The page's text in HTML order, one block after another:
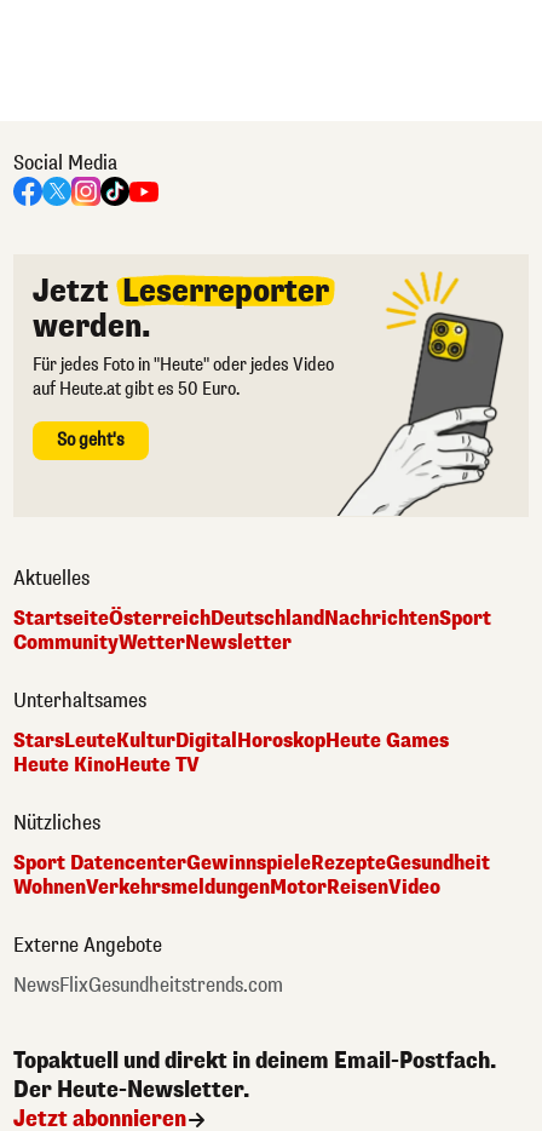
Social Media
Jetzt Leserreporter
werden.
Für jedes Foto in "Heute" oder jedes Video
auf Heute.at gibt es 50 Euro.
So geht's
Aktuelles
StartseiteÖsterreichDeutschlandNachrichtenSport
CommunityWetterNewsletter
Unterhaltsames
StarsLeuteKulturDigitalHoroskopHeute Games
Heute KinoHeute TV
Nützliches
Sport DatencenterGewinnspieleRezepteGesundheit
WohnenVerkehrsmeldungenMotorReisenVideo
Externe Angebote
NewsFlixGesundheitstrends.com
Topaktuell und direkt in deinem Email-Postfach.
Der Heute-Newsletter.
Jetzt abonnieren